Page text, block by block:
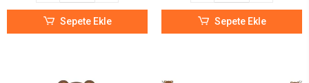
Sepete Ekle Sepete Ekle